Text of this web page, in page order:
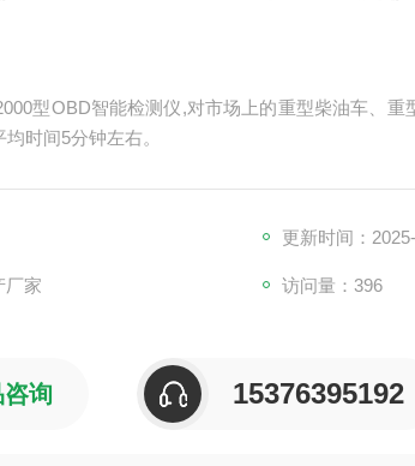
型OBD智能检测仪,对市场上的重型柴油车、重
时间5分钟左右。
更新时间：
厂家 访问量：396
询 15376395192